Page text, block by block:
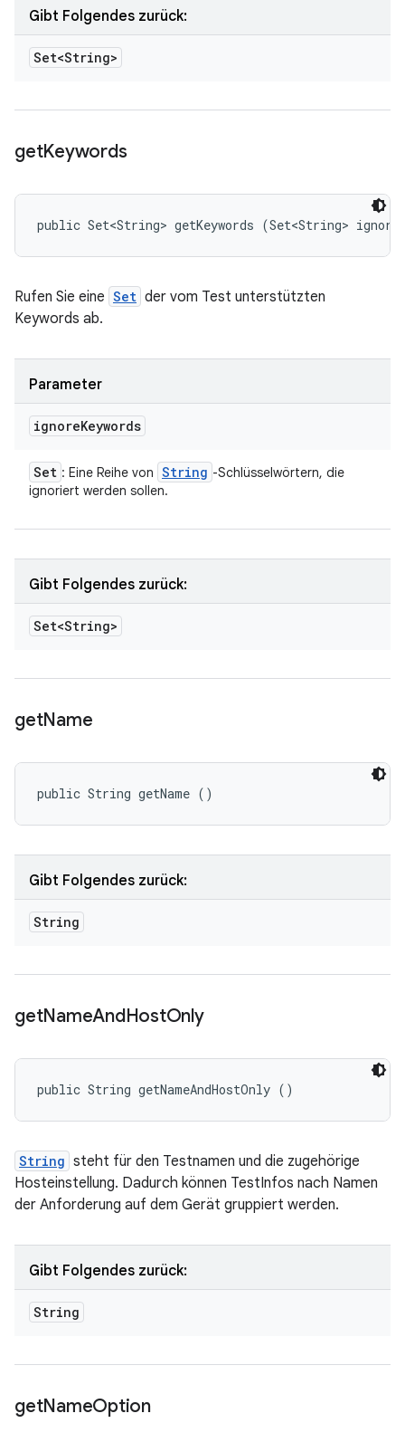
Gibt Folgendes zurück:
Set<String>
getKeywords
public Set<String> getKeywords (Set<String>
Rufen Sie eine Set der vom Test unterstützten
Keywords ab.
Parameter
ignoreKeywords
Set : Eine Reihe von String -Schlüsselwörtern, die
ignoriert werden sollen.
Gibt Folgendes zurück:
Set<String>
getName
public String getName ()
Gibt Folgendes zurück:
String
getNameAndHostOnly
public String getNameAndHostOnly ()
String steht für den Testnamen und die zugehörige
Hosteinstellung. Dadurch können TestInfos nach Namen
der Anforderung auf dem Gerät gruppiert werden.
Gibt Folgendes zurück:
String
getNameOption